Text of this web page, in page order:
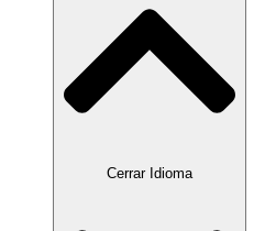
Cerrar Idioma